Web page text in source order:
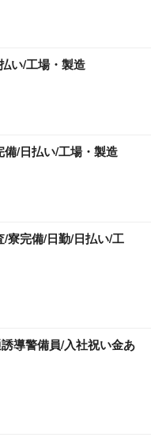
い/工場・製造
/日払い/工場・製造
寮完備/日勤/日払い/工
導警備員/入社祝い金あ